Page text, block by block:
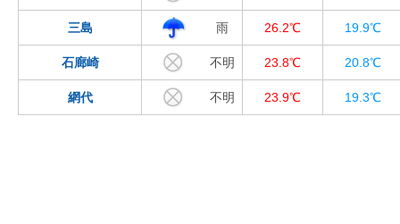
三島 雨 26.2℃ 19.9℃
石廊崎 不明 23.8℃ 20.8℃
網代 不明 23.9℃ 19.3℃